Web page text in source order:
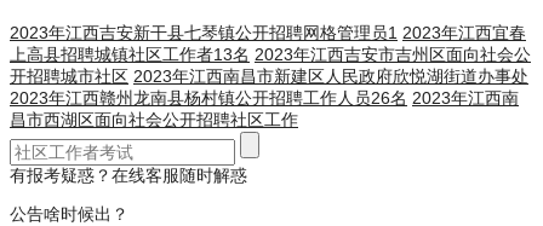
2023年江西吉安新干县七琴镇公开招聘网格管理员1 2023年江西宜春
上高县招聘城镇社区工作者13名 2023年江西吉安市吉州区面向社会公
开招聘城市社区 2023年江西南昌市新建区人民政府欣悦湖街道办事处
2023年江西赣州龙南县杨村镇公开招聘工作人员26名 2023年江西南
昌市西湖区面向社会公开招聘社区工作
有报考疑惑？在线客服随时解惑
公告啥时候出？